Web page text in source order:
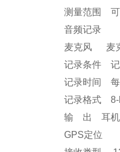
测量范围 可
音频记录
麦克风 麦克
记录条件 记
记录时间 每
记录格式 8-
输 出 耳机
GPS定位